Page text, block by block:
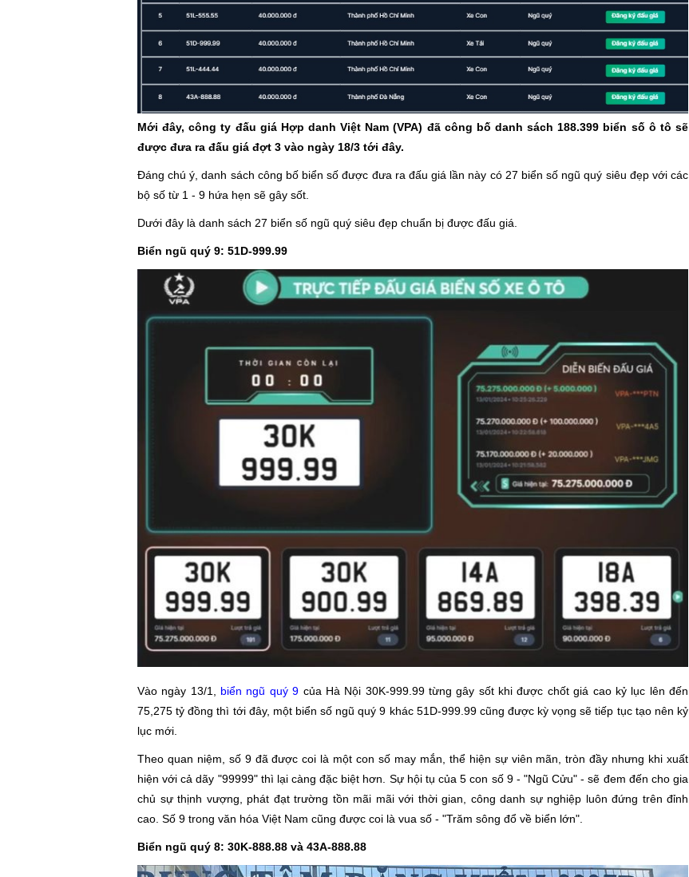
Mới đây, công ty đấu giá Hợp danh Việt Nam (VPA) đã công bố danh sách 188.399 biển số ô tô sẽ
được đưa ra đấu giá đợt 3 vào ngày 18/3 tới đây.
Đáng chú ý, danh sách công bố biển số được đưa ra đấu giá lần này có 27 biển số ngũ quý siêu đẹp với các
bộ số từ 1 - 9 hứa hẹn sẽ gây sốt.
Dưới đây là danh sách 27 biển số ngũ quý siêu đẹp chuẩn bị được đấu giá.
Biển ngũ quý 9: 51D-999.99
Vào ngày 13/1, biển ngũ quý 9 của Hà Nội 30K-999.99 từng gây sốt khi được chốt giá cao kỷ lục lên đến
75,275 tỷ đồng thì tới đây, một biển số ngũ quý 9 khác 51D-999.99 cũng được kỳ vọng sẽ tiếp tục tạo nên kỷ
lục mới.
Theo quan niệm, số 9 đã được coi là một con số may mắn, thể hiện sự viên mãn, tròn đầy nhưng khi xuất
hiện với cả dãy "99999" thì lại càng đặc biệt hơn. Sự hội tụ của 5 con số 9 - "Ngũ Cửu" - sẽ đem đến cho gia
chủ sự thịnh vượng, phát đạt trường tồn mãi mãi với thời gian, công danh sự nghiệp luôn đứng trên đỉnh
cao. Số 9 trong văn hóa Việt Nam cũng được coi là vua số - "Trăm sông đổ về biển lớn".
Biển ngũ quý 8: 30K-888.88 và 43A-888.88